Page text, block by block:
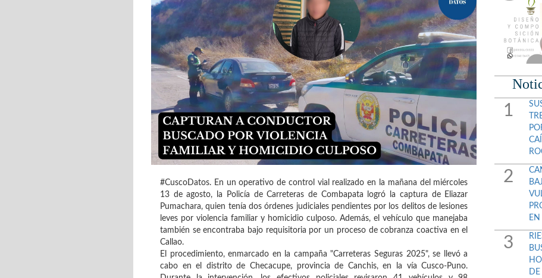
#CuscoDatos. En un operativo de control vial realizado en la mañana del miércoles
13 de agosto, la Policía de Carreteras de Combapata logró la captura de Eliazar
Pumachara, quien tenía dos órdenes judiciales pendientes por los delitos de lesiones
leves por violencia familiar y homicidio culposo. Además, el vehículo que manejaba
también se encontraba bajo requisitoria por un proceso de cobranza coactiva en el
Callao.
El procedimiento, enmarcado en la campaña "Carreteras Seguras 2025", se llevó a
cabo en el distrito de Checacupe, provincia de Canchis, en la vía Cusco-Puno.
1
2
3